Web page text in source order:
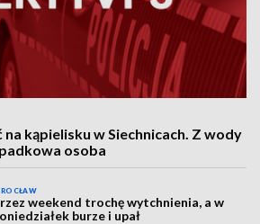
na kąpielisku w Siechnicach. Z wody
osoba
weekend trochę wytchnienia, a w
burze i upał